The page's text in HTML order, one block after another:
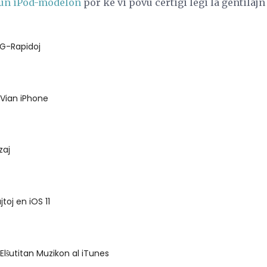
iPod-modelon por ke vi povu certigi legi la
Rapidoj
iPhone
en iOS 11
Muzikon al iTunes